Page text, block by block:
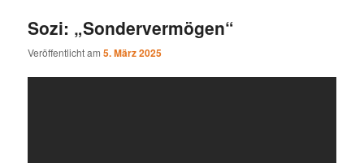
Sozi: „Sondervermögen“
Veröffentlicht am5. März 2025